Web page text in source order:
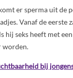
er sperma uit de
Vanaf de eerste
hij seks heeft met
worden.
bij